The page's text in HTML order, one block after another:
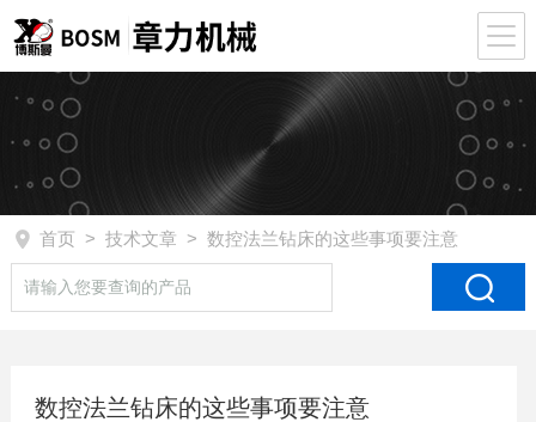
首页 > 技术文章 > 数控法兰钻床的这些事项要注意
数控法兰钻床的这些事项要注意